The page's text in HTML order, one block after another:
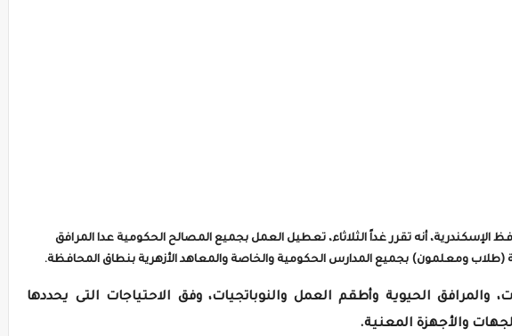
أنه تقرر غداً الثلاثاء، تعطيل العمل بجميع المصالح الحكومية عدا المرافق
(طلاب ومعلمون) بجميع المدارس الحكومية والخاصة والمعاهد الأزهرية بنطاق المحافظة.
والمرافق الحيوية وأطقم العمل والنوباتجيات، وفق الاحتياجات التى يحددها
والأجهزة المعنية.